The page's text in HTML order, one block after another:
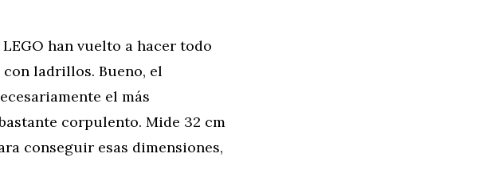
han vuelto a hacer todo
ladrillos. Bueno, el
el más
corpulento. Mide 32 cm
conseguir esas dimensiones,